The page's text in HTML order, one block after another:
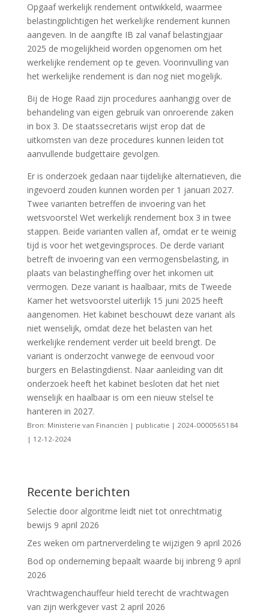
Opgaaf werkelijk rendement ontwikkeld, waarmee
belastingplichtigen het werkelijke rendement kunnen
aangeven. In de aangifte IB zal vanaf belastingjaar
2025 de mogelijkheid worden opgenomen om het
werkelijke rendement op te geven. Voorinvulling van
het werkelijke rendement is dan nog niet mogelijk.
Bij de Hoge Raad zijn procedures aanhangig over de
behandeling van eigen gebruik van onroerende zaken
in box 3. De staatssecretaris wijst erop dat de
uitkomsten van deze procedures kunnen leiden tot
aanvullende budgettaire gevolgen.
Er is onderzoek gedaan naar tijdelijke alternatieven, die
ingevoerd zouden kunnen worden per 1 januari 2027.
Twee varianten betreffen de invoering van het
wetsvoorstel Wet werkelijk rendement box 3 in twee
stappen. Beide varianten vallen af, omdat er te weinig
tijd is voor het wetgevingsproces. De derde variant
betreft de invoering van een vermogensbelasting, in
plaats van belastingheffing over het inkomen uit
vermogen. Deze variant is haalbaar, mits de Tweede
Kamer het wetsvoorstel uiterlijk 15 juni 2025 heeft
aangenomen. Het kabinet beschouwt deze variant als
niet wenselijk, omdat deze het belasten van het
werkelijke rendement verder uit beeld brengt. De
variant is onderzocht vanwege de eenvoud voor
burgers en Belastingdienst. Naar aanleiding van dit
onderzoek heeft het kabinet besloten dat het niet
wenselijk en haalbaar is om een nieuw stelsel te
hanteren in 2027.
Bron: Ministerie van Financiën | publicatie | 2024-0000565184
| 12-12-2024
Recente berichten
Selectie door algoritme leidt niet tot onrechtmatig
bewijs 9 april 2026
Zes weken om partnerverdeling te wijzigen 9 april 2026
Bod op onderneming bepaalt waarde bij inbreng 9 april
2026
Vrachtwagenchauffeur hield terecht de vrachtwagen
van zijn werkgever vast 2 april 2026